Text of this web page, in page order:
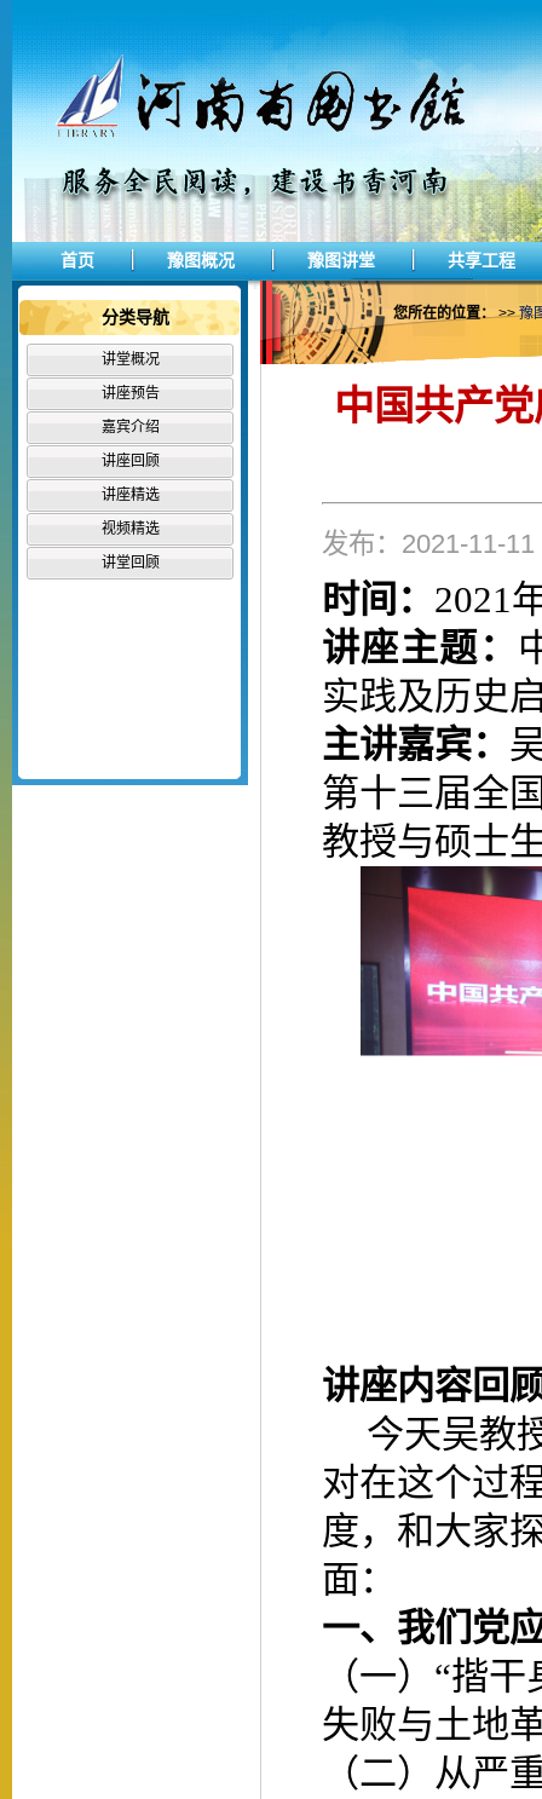
首页 豫图概况 豫图讲堂 共享工程
分类导航
讲堂概况
讲座预告
嘉宾介绍
讲座回顾
讲座精选
视频精选
讲堂回顾
您所在的位置：>>豫
中国共产
发布：2021-11-
时间： 2021
讲座主题：
实践及历史
主讲嘉宾：
第十三届全
教授与硕士
讲座内容回
今天吴教
对在这个过
度，和大家
面：
一、我们党
（一） “揩
失败与土地
（二）从严